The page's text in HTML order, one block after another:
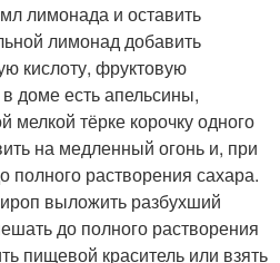
лимонада и оставить
лимонад добавить
кислоту, фруктовую
доме есть апельсины,
мелкой тёрке корочку одного
на медленный огонь и, при
растворения сахара.
выложить разбухший
до полного растворения
пищевой краситель или взять